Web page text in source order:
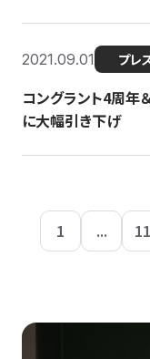
2021.09.01 プレ
コングラント4周
に大幅引き下げ
1 ... 11